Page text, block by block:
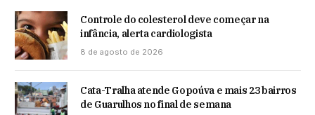
Controle do colesterol deve começar na
infância, alerta cardiologista
8 de agosto de 2026
Cata-Tralha atende Gopoúva e mais 23 bairros
de Guarulhos no final de semana